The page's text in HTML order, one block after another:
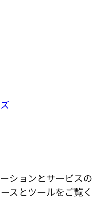
ションとサービスの
スとツールをご覧く